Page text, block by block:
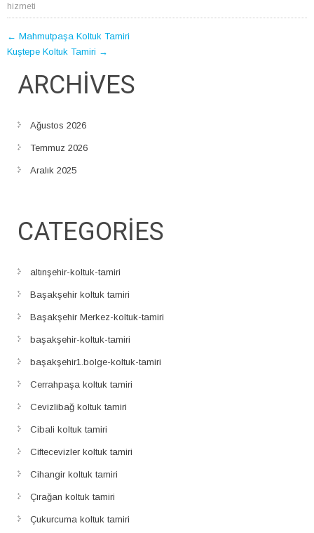
hizmeti
POST
NAVIGATION
← Mahmutpaşa Koltuk Tamiri
Kuştepe Koltuk Tamiri →
ARCHIVES
Ağustos 2026
Temmuz 2026
Aralık 2025
CATEGORIES
altınşehir-koltuk-tamiri
Başakşehir koltuk tamiri
Başakşehir Merkez-koltuk-tamiri
başakşehir-koltuk-tamiri
başakşehir1.bolge-koltuk-tamiri
Cerrahpaşa koltuk tamiri
Cevizlibağ koltuk tamiri
Cibali koltuk tamiri
Ciftecevizler koltuk tamiri
Cihangir koltuk tamiri
Çırağan koltuk tamiri
Çukurcuma koltuk tamiri